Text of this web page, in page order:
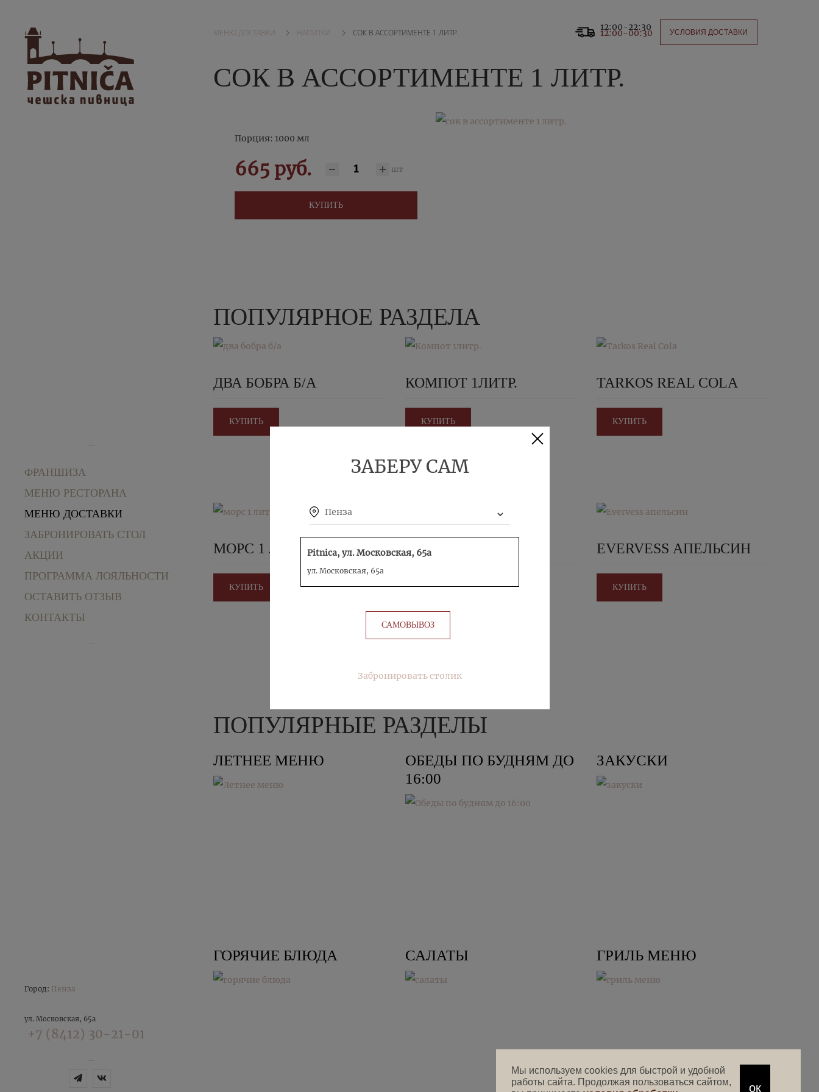
ЗАБЕРУ САМ
Пенза
Pitnica, ул. Московская, 65а
ул. Московская, 65а
САМОВЫВОЗ
Забронировать столик
Мы используем cookies для быстрой и удобной
работы сайта. Продолжая пользоваться сайтом,
ок
ФРАНШИЗА
МЕНЮ РЕСТОРАНА
МЕНЮ ДОСТАВКИ
ЗАБРОНИРОВАТЬ СТОЛ
АКЦИИ
ПРОГРАММА ЛОЯЛЬНОСТИ
ОСТАВИТЬ ОТЗЫВ
КОНТАКТЫ
Город: Пенза
ул. Московская, 65а
+7 (8412) 30-21-01
МЕНЮ ДОСТАВКИ НАПИТКИ СОК В АССОРТИМЕНТЕ 1 ЛИТР.
12:00-22:30
12:00-00:30 УСЛОВИЯ ДОСТАВКИ
СОК В АССОРТИМЕНТЕ 1 ЛИТР.
Порция: 1000 мл
665 руб. шт
КУПИТЬ
ПОПУЛЯРНОЕ РАЗДЕЛА
ДВА БОБРА Б/А
КУПИТЬ
КОМПОТ 1ЛИТР.
КУПИТЬ
TARKOS REAL COLA
КУПИТЬ
МОРС 1 ЛИТР.
КУПИТЬ
EVERVESS COLA
КУПИТЬ
EVERVESS АПЕЛЬСИН
КУПИТЬ
ПОПУЛЯРНЫЕ РАЗДЕЛЫ
ЛЕТНЕЕ МЕНЮ
ОБЕДЫ ПО БУДНЯМ ДО
16:00
ЗАКУСКИ
ГОРЯЧИЕ БЛЮДА САЛАТЫ ГРИЛЬ МЕНЮ